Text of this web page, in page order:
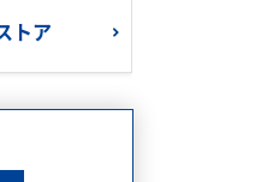
トア